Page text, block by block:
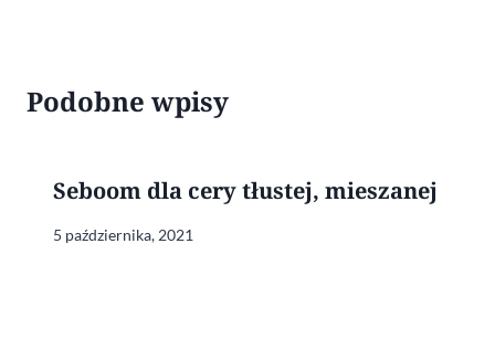
Podobne wpisy
Seboom dla cery tłustej, mieszanej
5 października, 2021